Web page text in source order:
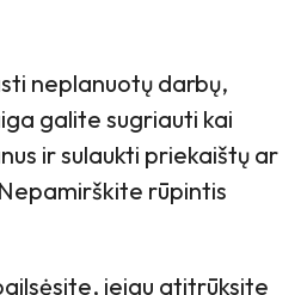
neplanuotų darbų,
galite sugriauti kai
ir sulaukti priekaištų ar
rūpintis
jeigu atitrūksite